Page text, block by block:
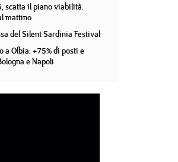
scatta il piano viabilità.
mattino
del Silent Sardinia Festival
a Olbia: +75% di posti e
e Napoli